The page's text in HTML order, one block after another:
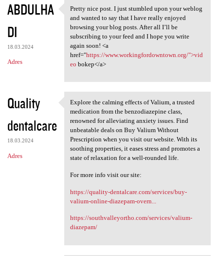
ABDULHA
DI
18.03.2024
Adres
Pretty nice post. I just
Pretty nice post. I just stumbled upon your weblog
and wanted to say that I have really enjoyed
browsing your blog posts. After all I’ll be
subscribing to your feed and I hope you write
again soon! <a
href="https://www.workingfordowntown.org/">vid
eo bokep</a>
Quality
dentalcare
18.03.2024
Adres
Explore the calming effects
Explore the calming effects of Valium, a trusted
medication from the benzodiazepine class,
renowned for alleviating anxiety issues. Find
unbeatable deals on Buy Valium Without
Prescription when you visit our website. With its
soothing properties, it eases stress and promotes a
state of relaxation for a well-rounded life.
For more info visit our site:
https://quality-dentalcare.com/services/buy-
valium-online-diazepam-overn...
https://southvalleyortho.com/services/valium-
diazepam/